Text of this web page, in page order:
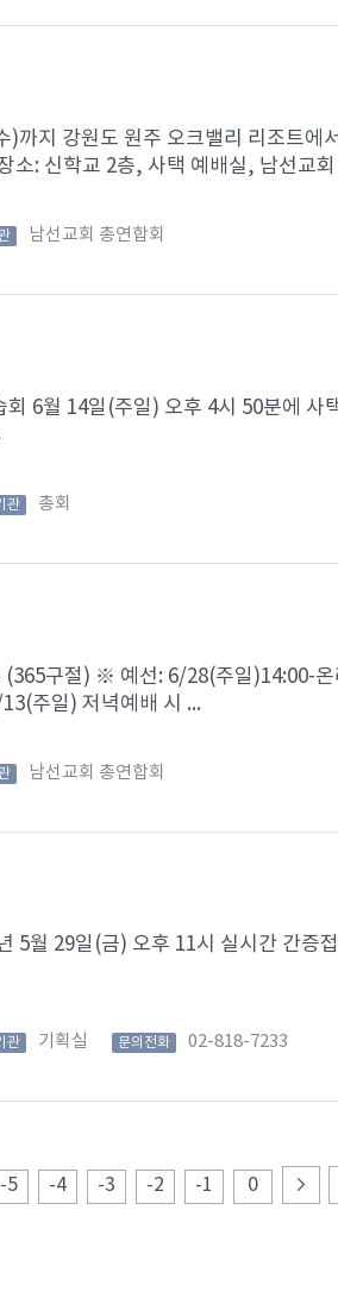
까지 강원도 원주 오크밸리 리조트
: 신학교 2층, 사택 예배실, 남선교
남선교회 총연합회
6월 14일(주일) 오후 4시 50분에
관 총회
구절) ※ 예선: 6/28(주일)14:00-
주일) 저녁예배 시 ...
남선교회 총연합회
5월 29일(금) 오후 11시 실시간 간증
관 기획실 문의전화 02-818-7233
-5 -4 -3 -2 -1 0